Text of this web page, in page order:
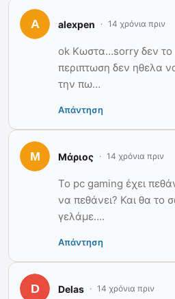
alexpen 14 χρόνια πριν
ok Κωστα…sorry δεν το
περιπτωση δεν ηθελα
την πω…
Απάντηση
Μάριος 14 χρόνια πριν
To pc gaming έχει
να πεθάνει? Και θα το
γελάμε….
Απάντηση
Delas 14 χρόνια πριν